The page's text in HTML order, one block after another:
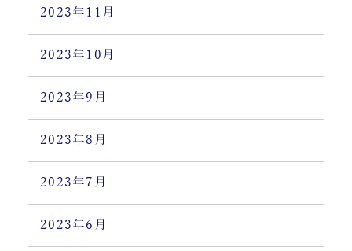
2023年11月
2023年10月
2023年9月
2023年8月
2023年7月
2023年6月